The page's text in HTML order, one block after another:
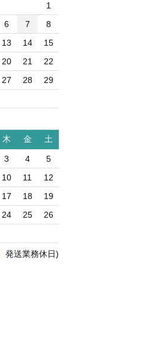
1
6 7
8
13 14
15
20 21
22
27 28
29
木 金 土
3 4
5
10 11
12
17 18
19
24 25
26
発送業務休日)